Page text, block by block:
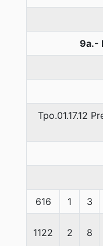
9a.-
Tpo.01.17.12
616 1 3
1122 2 8